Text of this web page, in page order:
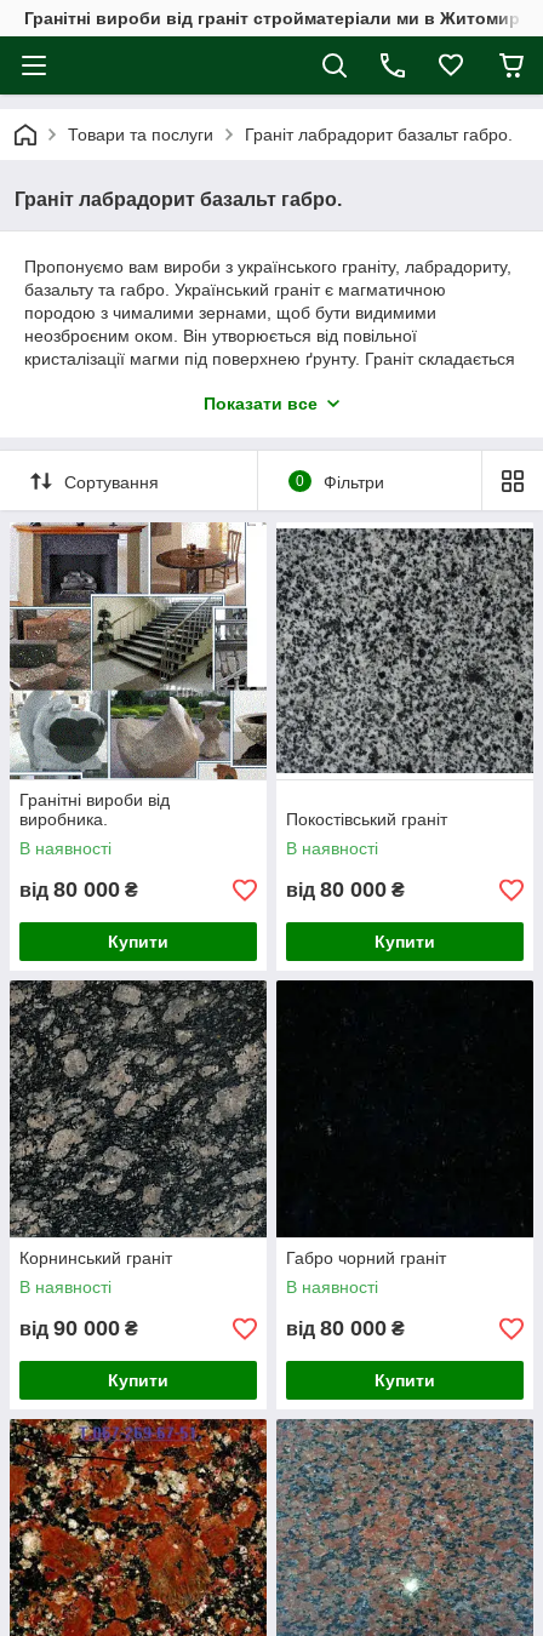
Гранітні вироби від граніт стройматеріали ми в Житомирі,
Товари та послуги Граніт лабрадорит базальт габро.
Граніт лабрадорит базальт габро.
Пропонуємо вам вироби з українського граніту, лабрадориту,
базальту та габро. Український граніт є магматичною
породою з чималими зернами, щоб бути видимими
неозброєним оком. Він утворюється від повільної
кристалізації магми під поверхнею ґрунту. Граніт складається
кількістю слюди, амфіболів та інших мінералів. Ви можете
базальту, які ми виготовляємо саме це стільниці, плитку,
бруківка, бордюри, сходи, кулі вази, балясини, пам'ятники та
багато іншого. Граніт або лабрадорит і габро базальт, це дуже
популярний камінь через свою довговічність, твердіше за них
тільки алмаз. Український граніт одні з найкращих у світі як за
декоративними так і фізико-хімічними властивостями. У всіх
дуже хороші показники по стираності та водопоглинанні
відповідно до зносостійкості та морозостійкості. За щільністю
український граніт перевершує китайські, індійські та
бразильські граніт. Граніт іноді називають вічним, тому що
перші ознаки руйнування якісного граніту виявляються лише
через 500 років.
Показати все
Сортування 0 Фільтри
Гранітні вироби від
виробника.
В наявності
від 80 000 ₴
Купити
Покостівський граніт
В наявності
від 80 000 ₴
Купити
Корнинський граніт
В наявності
від 90 000 ₴
Купити
Габро чорний граніт
В наявності
від 80 000 ₴
Купити